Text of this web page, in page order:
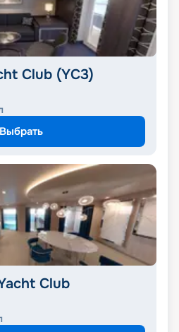
Club (YC3)
Выбрать
Club